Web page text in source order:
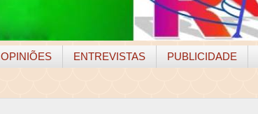
OPINIÕES ENTREVISTAS PUBLICIDADE